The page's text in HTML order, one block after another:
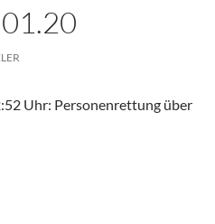
Uhr: Personenrettung über